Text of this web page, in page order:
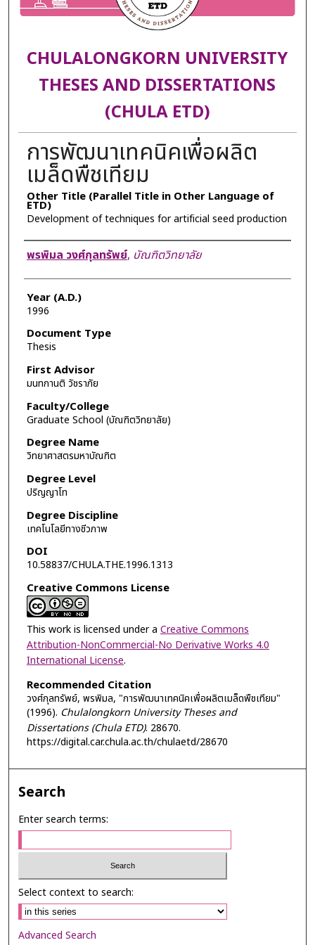
CHULALONGKORN UNIVERSITY
THESES AND DISSERTATIONS
(CHULA ETD)
การพัฒนาเทคนิคเพื่อผลิต
เมล็ดพืชเทียม
Other Title (Parallel Title in Other Language of
ETD)
Development of techniques for artificial seed production
Author
พรพิมล วงศ์กุลทรัพย์, บัณฑิตวิทยาลัย
Year (A.D.)
1996
Document Type
Thesis
First Advisor
มนทกานติ วัชราภัย
Faculty/College
Graduate School (บัณฑิตวิทยาลัย)
Degree Name
วิทยาศาสตรมหาบัณฑิต
Degree Level
ปริญญาโท
Degree Discipline
เทคโนโลยีทางชีวภาพ
DOI
10.58837/CHULA.THE.1996.1313
Creative Commons License
This work is licensed under a Creative Commons
Attribution-NonCommercial-No Derivative Works 4.0
International License.
Recommended Citation
วงศ์กุลทรัพย์, พรพิมล, "การพัฒนาเทคนิคเพื่อผลิตเมล็ดพืชเทียม"
(1996). Chulalongkorn University Theses and
Dissertations (Chula ETD). 28670.
https://digital.car.chula.ac.th/chulaetd/28670
Search
Enter search terms:
Select context to search:
Advanced Search